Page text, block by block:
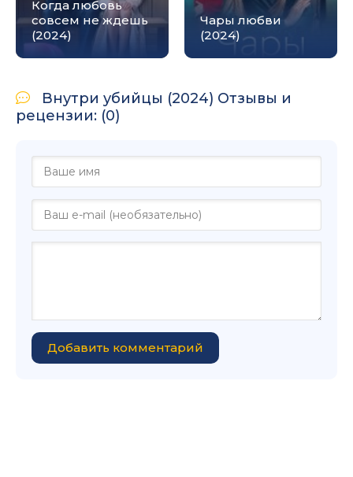
Когда любовь
совсем не ждешь
(2024)
Чары любви
(2024)
Внутри убийцы (2024) Отзывы и
рецензии: (0)
Добавить комментарий